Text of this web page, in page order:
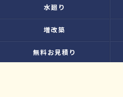
水廻り
増改築
無料お見積り